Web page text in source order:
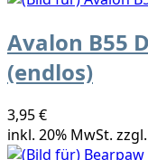
Avalon B55
(endlos)
3,95 €
inkl. 20% MwSt. zzgl.